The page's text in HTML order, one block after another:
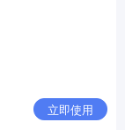
立即使用